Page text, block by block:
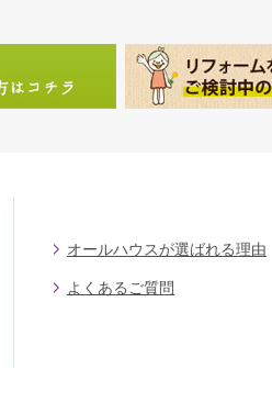
オールハウスが選ばれる理由
よくあるご質問